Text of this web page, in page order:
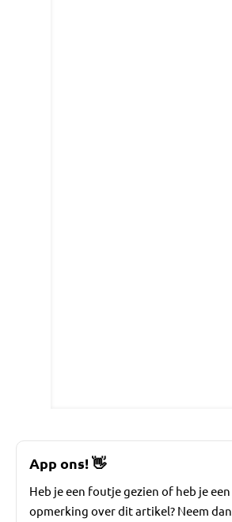
App ons!👋
Heb je een foutje gezien of heb je een
opmerking over dit artikel? Neem dan